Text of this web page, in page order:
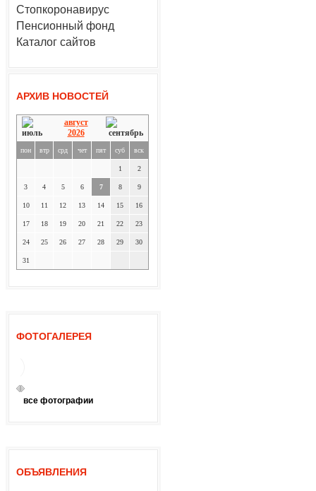
Стопкоронавирус
Пенсионный фонд
Каталог сайтов
АРХИВ НОВОСТЕЙ
август
2026
пон втр срд чет пят суб вск
1 2
3 4 5 6 7 8 9
10 11 12 13 14 15 16
17 18 19 20 21 22 23
24 25 26 27 28 29 30
31
ФОТОГАЛЕРЕЯ
все фотографии
ОБЪЯВЛЕНИЯ